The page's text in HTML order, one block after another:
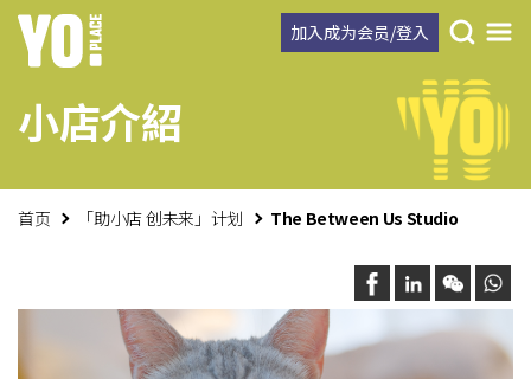
加入成为会员/登入
小店介紹
首页 「助小店 创未来」计划 The Between Us Studio